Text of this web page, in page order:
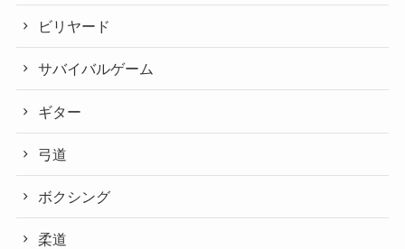
ビリヤード
サバイバルゲーム
ギター
弓道
ボクシング
柔道